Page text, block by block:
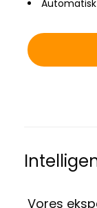
Vores